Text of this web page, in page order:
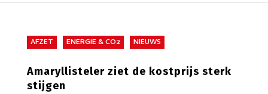
AFZET ENERGIE & CO2 NIEUWS
Amaryllisteler ziet de kostprijs sterk
stijgen